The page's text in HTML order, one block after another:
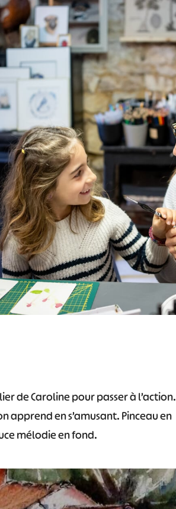
de Caroline pour passer à l’action.
apprend en s’amusant. Pinceau en
mélodie en fond.
#